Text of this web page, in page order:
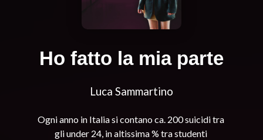
Ho fatto la mia parte
Luca Sammartino
Ogni anno in Italia si contano ca. 200 suicidi tra
gli under 24, in altissima % tra studenti